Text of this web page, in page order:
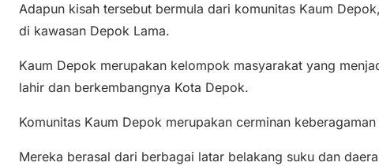
Adapun kisah tersebut bermula dari komunitas Kaum
di kawasan Depok Lama.
Kaum Depok merupakan kelompok masyarakat yang
lahir dan berkembangnya Kota Depok.
Komunitas Kaum Depok merupakan cerminan
Mereka berasal dari berbagai latar belakang suku dan